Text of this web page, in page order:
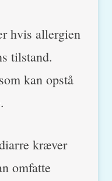
hvis allergien
tilstand.
kan opstå
kræver
omfatte